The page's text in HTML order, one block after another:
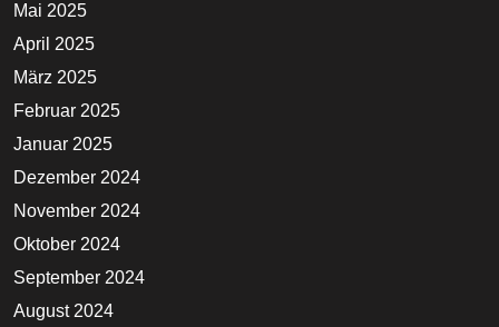
Mai 2025
April 2025
März 2025
Februar 2025
Januar 2025
Dezember 2024
November 2024
Oktober 2024
September 2024
August 2024